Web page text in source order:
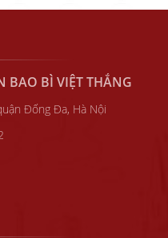
BAO BÌ VIỆT THẮNG
Đống Đa, Hà Nội